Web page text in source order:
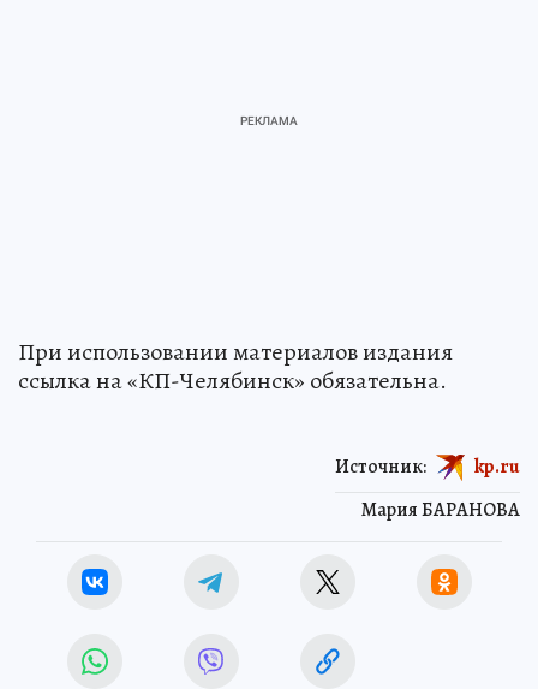
При использовании материалов издания
ссылка на «КП-Челябинск» обязательна.
Мария БАРАНОВА
Источник: kp.ru